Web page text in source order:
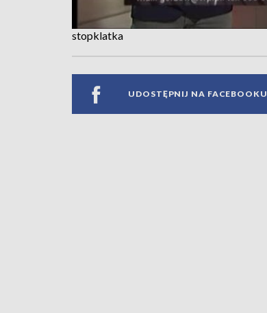
stopklatka
UDOSTĘPNIJ NA FACEBOOKU